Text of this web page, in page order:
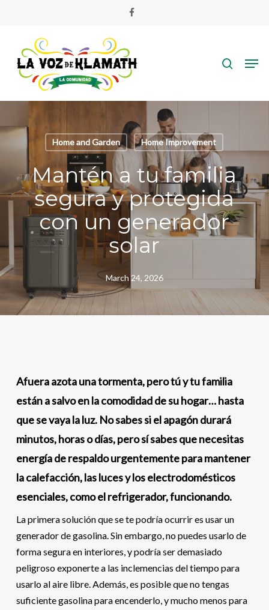
content
facebook
Home and Garden Home Improvement
Mantén a tu familia
segura y protegida
con un generador
solar
March 24, 2026
Afuera azota una tormenta, pero tú y tu familia
están a salvo en la comodidad de su hogar… hasta
que se vaya la luz. No sabes si el apagón durará
minutos, horas o días, pero sí sabes que necesitas
energía de respaldo urgentemente para mantener
la calefacción, las luces y los electrodomésticos
esenciales, como el refrigerador, funcionando.
La primera solución que se te podría ocurrir es usar un
generador de gasolina. Sin embargo, no puedes usarlo de
forma segura en interiores, y podría ser demasiado
peligroso exponerte a las inclemencias del tiempo para
usarlo al aire libre. Además, es posible que no tengas
suficiente gasolina para encenderlo, y mucho menos para